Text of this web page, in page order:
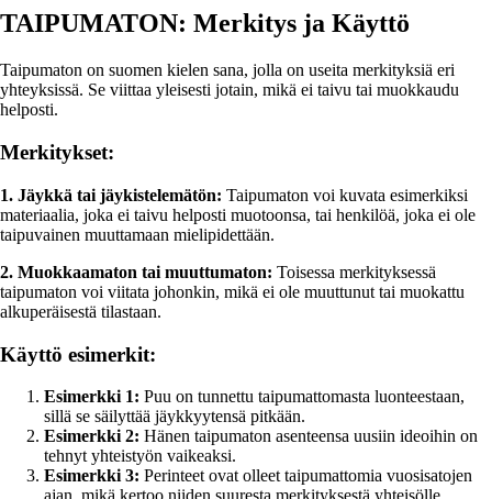
TAIPUMATON: Merkitys ja Käyttö
Taipumaton on suomen kielen sana, jolla on useita merkityksiä eri
yhteyksissä. Se viittaa yleisesti jotain, mikä ei taivu tai muokkaudu
helposti.
Merkitykset:
1. Jäykkä tai jäykistelemätön: Taipumaton voi kuvata esimerkiksi
materiaalia, joka ei taivu helposti muotoonsa, tai henkilöä, joka ei ole
taipuvainen muuttamaan mielipidettään.
2. Muokkaamaton tai muuttumaton: Toisessa merkityksessä
taipumaton voi viitata johonkin, mikä ei ole muuttunut tai muokattu
alkuperäisestä tilastaan.
Käyttö esimerkit:
Esimerkki 1: Puu on tunnettu taipumattomasta luonteestaan,
sillä se säilyttää jäykkyytensä pitkään.
Esimerkki 2: Hänen taipumaton asenteensa uusiin ideoihin on
tehnyt yhteistyön vaikeaksi.
Esimerkki 3: Perinteet ovat olleet taipumattomia vuosisatojen